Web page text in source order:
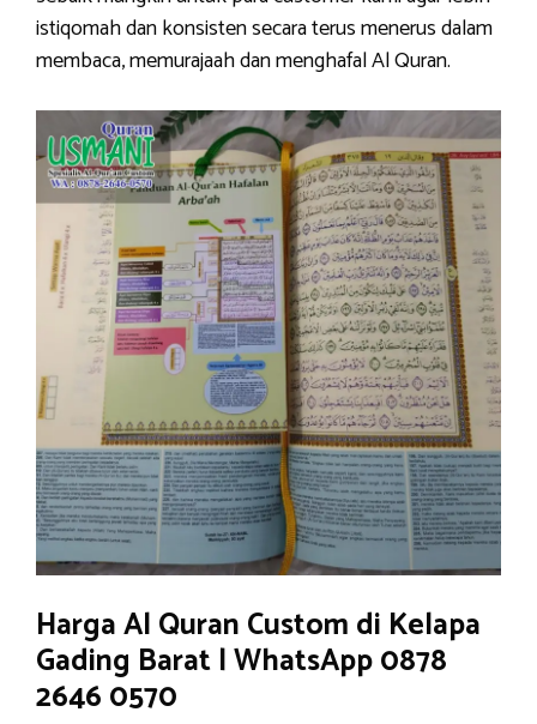
istiqomah dan konsisten secara terus menerus dalam
membaca, memurajaah dan menghafal Al Quran.
Harga Al Quran Custom di Kelapa
Gading Barat | WhatsApp 0878
2646 0570